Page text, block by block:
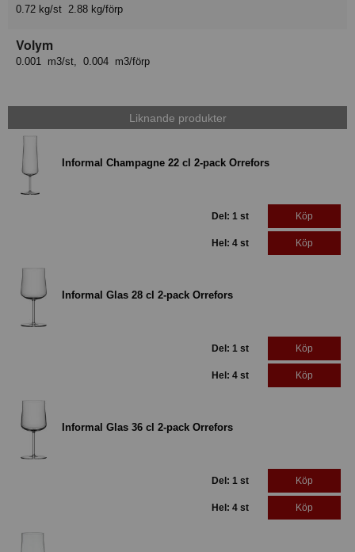
0.72 kg/st 2.88 kg/förp
Volym
0.001 m3/st, 0.004 m3/förp
Liknande produkter
Informal Champagne 22 cl 2-pack Orrefors
Del: 1 st Köp
Hel: 4 st Köp
Informal Glas 28 cl 2-pack Orrefors
Del: 1 st Köp
Hel: 4 st Köp
Informal Glas 36 cl 2-pack Orrefors
Del: 1 st Köp
Hel: 4 st Köp